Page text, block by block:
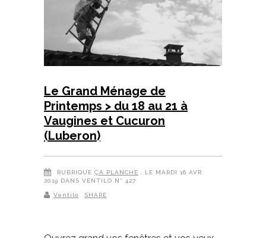
Le Grand Ménage de
Printemps > du 18 au 21 à
Vaugines et Cucuron
(Luberon)
RUBRIQUE ÇA PLANCHE
, LE MARDI 16 AVR
2019 DANS VENTILO N° 427
Ventilo SHARE